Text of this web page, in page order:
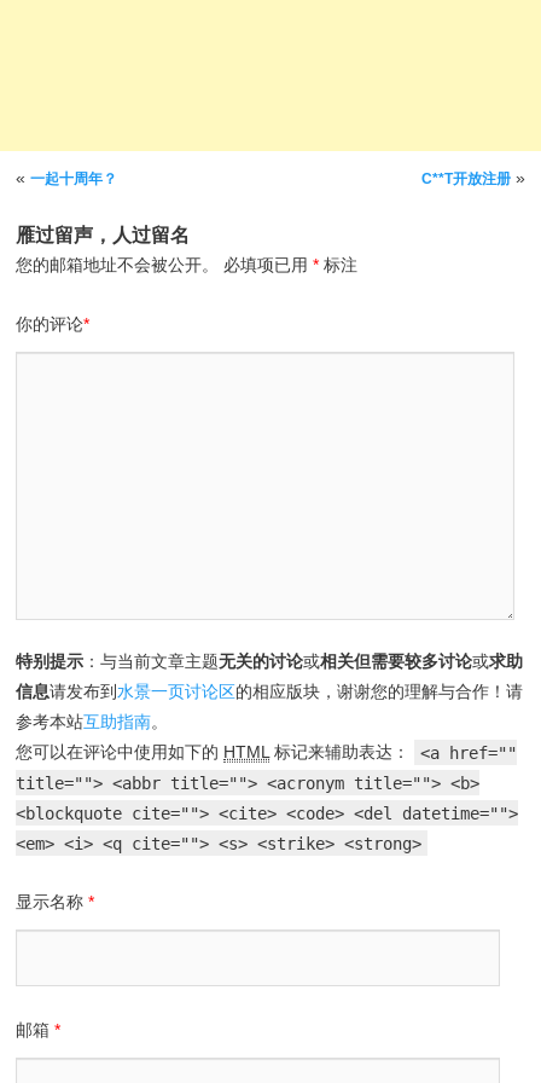
文章导航
«一起十周年？ C**T开放注册»
雁过留声，人过留名
您的邮箱地址不会被公开。 必填项已用* 标注
你的评论*
特别提示 ：与当前文章主题无关的讨论或相关但需要较多讨论或求助
信息请发布到水景一页讨论区的相应版块，谢谢您的理解与合作！请
参考本站互助指南。
您可以在评论中使用如下的 HTML标记来辅助表达：
<a href=""
title=""> <abbr title=""> <acronym title=""> <b>
<blockquote cite=""> <cite> <code> <del datetime="">
<em> <i> <q cite=""> <s> <strike> <strong>
显示名称*
邮箱*